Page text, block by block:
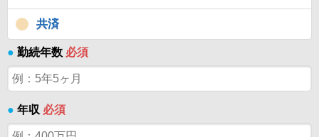
共済
● 勤続年数 必須
● 年収 必須